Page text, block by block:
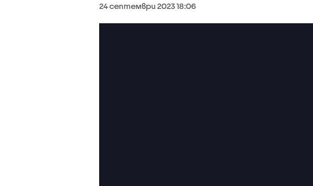
24 септември 2023 18:06